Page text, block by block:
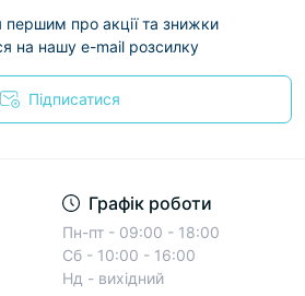
першим про акції та знижки
на нашу e-mail розсилку
Підписатися
Графік роботи
Пн-пт - 09:00 - 18:00
Сб - 10:00 - 16:00
Нд - вихідний